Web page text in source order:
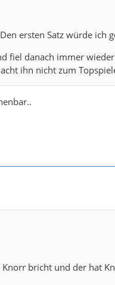
ersten Satz würde ich
fiel danach immer
ihn nicht zum
bricht und der hat